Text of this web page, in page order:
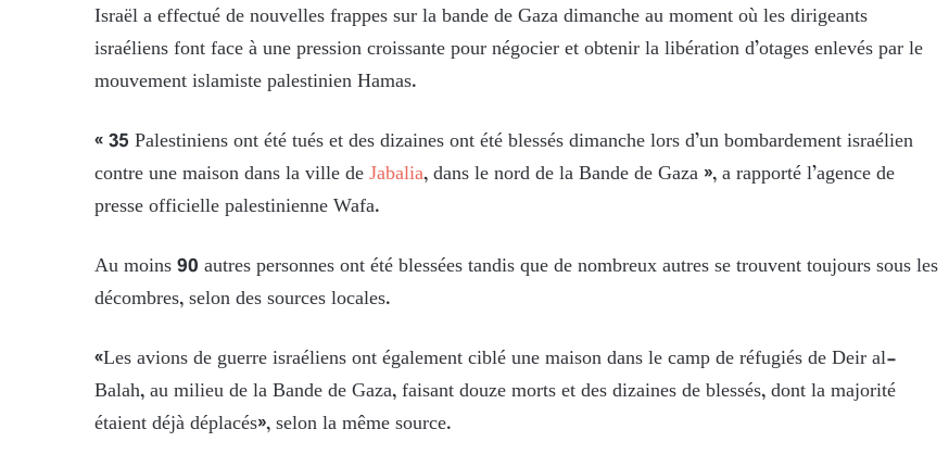
Israël a effectué de nouvelles frappes sur la bande de Gaza dimanche au moment où les dirigeants
israéliens font face à une pression croissante pour négocier et obtenir la libération d’otages enlevés par le
mouvement islamiste palestinien Hamas.
« 35 Palestiniens ont été tués et des dizaines ont été blessés dimanche lors d’un bombardement israélien
contre une maison dans la ville deJabalia, dans le nord de la Bande de Gaza », a rapporté l’agence de
presse officielle palestinienne Wafa.
Au moins 90 autres personnes ont été blessées tandis que de nombreux autres se trouvent toujours sous les
décombres, selon des sources locales.
«Les avions de guerre israéliens ont également ciblé une maison dans le camp de réfugiés de Deir al-
Balah, au milieu de la Bande de Gaza, faisant douze morts et des dizaines de blessés, dont la majorité
étaient déjà déplacés», selon la même source.